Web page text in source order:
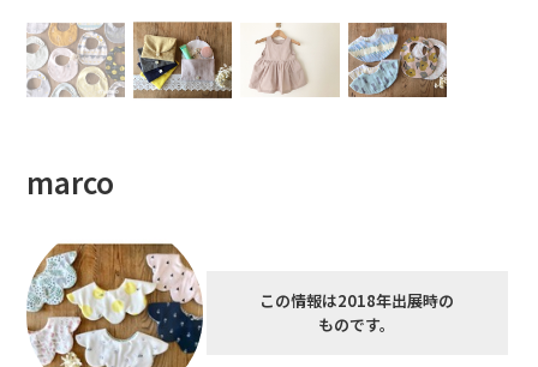
marco
この情報は2018年出展時の
ものです。